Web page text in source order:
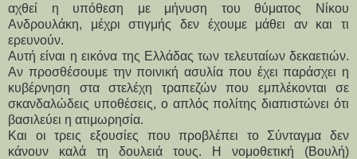
αχθεί η υπόθεση με μήνυση του θύματος Νίκου
Ανδρουλάκη, μέχρι στιγμής δεν έχουμε μάθει αν και τι
ερευνούν.
Αυτή είναι η εικόνα της Ελλάδας των τελευταίων δεκαετιών.
Αν προσθέσουμε την ποινική ασυλία που έχει παράσχει η
κυβέρνηση στα στελέχη τραπεζών που εμπλέκονται σε
σκανδαλώδεις υποθέσεις, ο απλός πολίτης διαπιστώνει ότι
βασιλεύει η ατιμωρησία.
Και οι τρεις εξουσίες που προβλέπει το Σύνταγμα δεν
κάνουν καλά τη δουλειά τους. Η νομοθετική (Βουλή)